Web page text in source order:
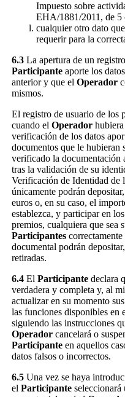
Impuesto sobre
EHA/1881/2011, de 5
cualquier otro dato
requerir para la
6.3La apertura de un
Participanteaporte los
anterior y que el Operador
mismos.
El registro de usuario de los
cuando el Operadorhubiera
verificación de los datos
documentos que le hubieran
verificado la documentación
tras la validación de su
Verificación de Identidad de
únicamente podrán
euros o, en su caso, el
establezca, y participar en
premios, cualquiera que sea
Participantes
documental podrán
retiradas.
6.4 El Participantedeclara
verdadera y completa y, al
actualizar en su momento
las funciones disponibles en
siguiendo las instrucciones
Operador cancelará o
Participante en aquellos
datos falsos o incorrectos.
6.5 Una vez se haya
el Participanteseleccionará